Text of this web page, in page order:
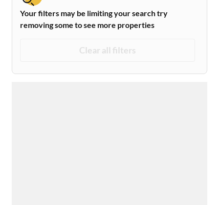
Your filters may be limiting your search try
removing some to see more properties
Clear all filters